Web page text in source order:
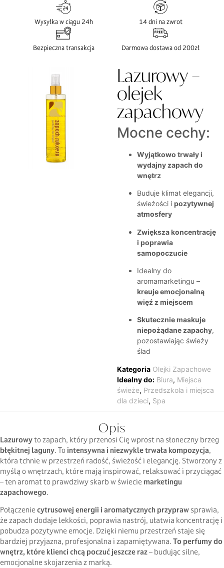
Lazurowy –
olejek
zapachowy
Mocne cechy:
Wyjątkowo trwały i
wydajny zapach do
wnętrz
Buduje klimat elegancji,
świeżości i pozytywnej
atmosfery
Zwiększa koncentrację
i poprawia
samopoczucie
Idealny do
aromamarketingu –
kreuje emocjonalną
więź z miejscem
Skutecznie maskuje
niepożądane zapachy,
pozostawiając świeży
ślad
Kategoria Olejki Zapachowe
Idealny do: Biura, Miejsca
świeże, Przedszkola i miejsca
dla dzieci, Spa
Opis
Lazurowyto zapach, który przenosi Cię wprost na słoneczny brzeg
błękitnej laguny. To intensywna i niezwykle trwała kompozycja,
która tchnie w przestrzeń radość, świeżość i elegancję. Stworzony z
myślą o wnętrzach, które mają inspirować, relaksować i przyciągać
– ten aromat to prawdziwy skarb w świecie marketingu
zapachowego.
Połączenie cytrusowej energii i aromatycznych przypraw sprawia,
że zapach dodaje lekkości, poprawia nastrój, ułatwia koncentrację i
pobudza pozytywne emocje. Dzięki niemu przestrzeń staje się
bardziej przyjazna, profesjonalna i zapamiętywana. To perfumy do
wnętrz, które klienci chcą poczuć jeszcze raz– budując silne,
emocjonalne skojarzenia z marką.
Wysyłka w ciągu 24h 14 dni na zwrot
Bezpieczna transakcja Darmowa dostawa od 200zł